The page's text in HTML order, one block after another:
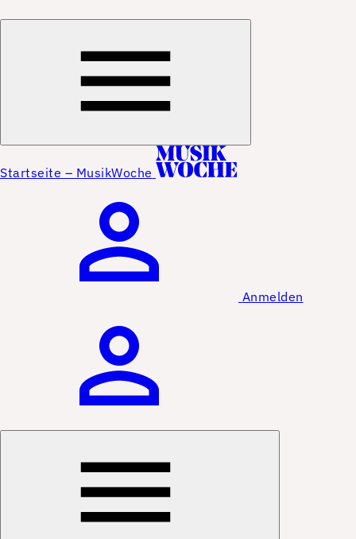
Startseite – MusikWoche
Anmelden